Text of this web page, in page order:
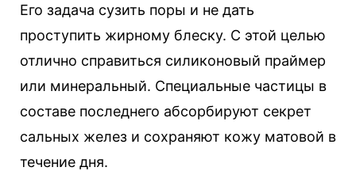
Его задача сузить поры и не дать
проступить жирному блеску. С этой целью
отлично справиться силиконовый праймер
или минеральный. Специальные частицы в
составе последнего абсорбируют секрет
сальных желез и сохраняют кожу матовой в
течение дня.